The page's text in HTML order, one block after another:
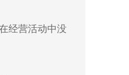
经营活动中没